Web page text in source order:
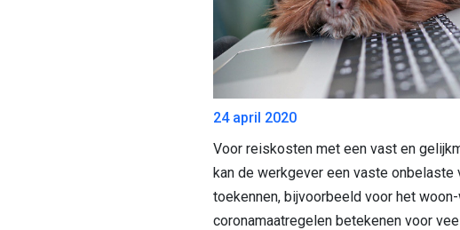
24 april 2020
Voor reiskosten met een vast en
kan de werkgever een vaste onbelaste
toekennen, bijvoorbeeld voor het
coronamaatregelen betekenen voor